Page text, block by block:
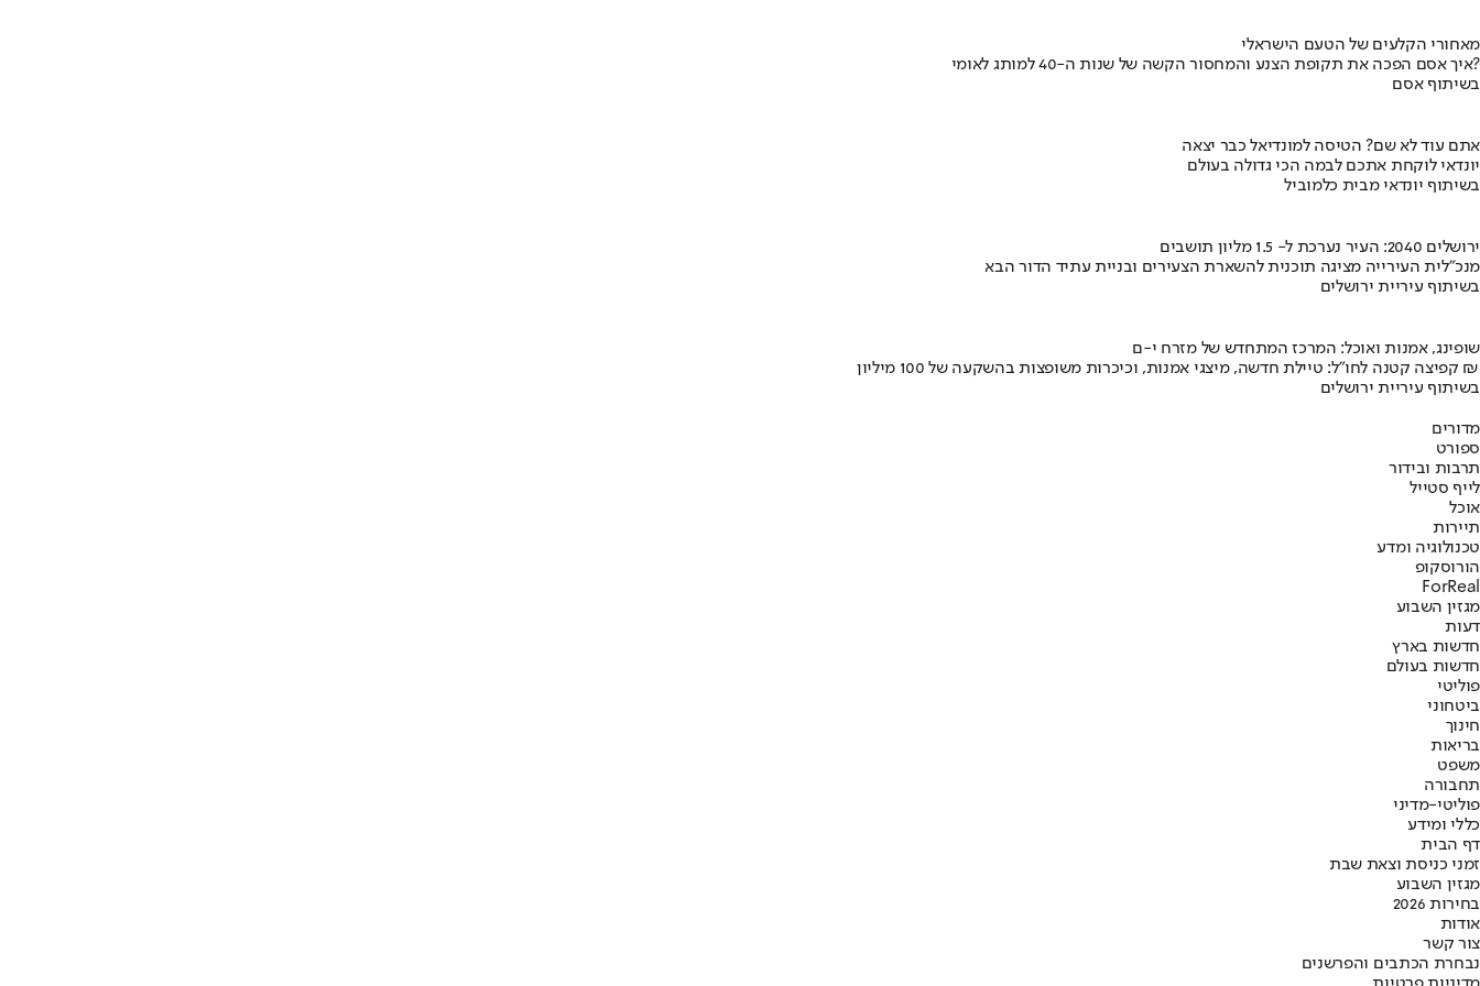
מאחורי הקלעים של הטעם הישראלי
איך אסם הפכה את תקופת הצנע והמחסור הקשה של שנות ה-40 למותג לאומי?
בשיתוף אסם
אתם עוד לא שם? הטיסה למונדיאל כבר יצאה
יונדאי לוקחת אתכם לבמה הכי גדולה בעולם
בשיתוף יונדאי מבית כלמוביל
ירושלים 2040: העיר נערכת ל- 1.5 מליון תושבים
מנכ"לית העירייה מציגה תוכנית להשארת הצעירים ובניית עתיד הדור הבא
בשיתוף עיריית ירושלים
שופינג, אמנות ואוכל: המרכז המתחדש של מזרח י-ם
קפיצה קטנה לחו"ל: טיילת חדשה, מיצגי אמנות, וכיכרות משופצות בהשקעה של 100 מיליון ₪
בשיתוף עיריית ירושלים
מדורים
ספורט
תרבות ובידור
לייף סטייל
אוכל
תיירות
טכנולוגיה ומדע
הורוסקופ
ForReal
מגזין השבוע
דעות
חדשות בארץ
חדשות בעולם
פוליטי
ביטחוני
חינוך
בריאות
משפט
תחבורה
פוליטי-מדיני
כללי ומידע
דף הבית
זמני כניסת וצאת שבת
מגזין השבוע
בחירות 2026
אודות
צור קשר
נבחרת הכתבים והפרשנים